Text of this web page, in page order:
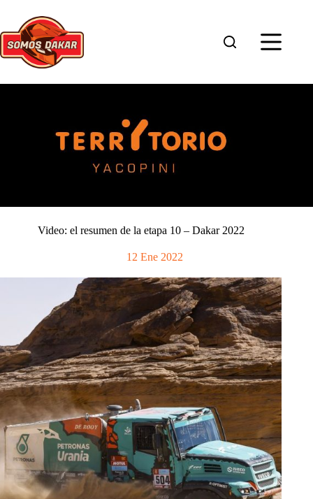
contenido
Video: el resumen de la etapa 10 – Dakar 2022
12 Ene 2022